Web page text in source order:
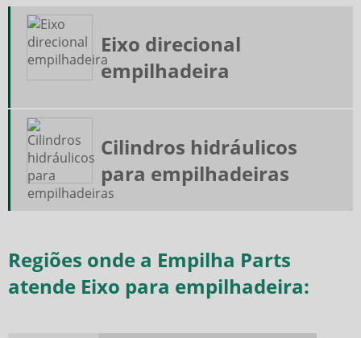
Eixo direcional
empilhadeira
Cilindros hidráulicos
para empilhadeiras
Regiões onde a Empilha Parts
atende Eixo para empilhadeira: